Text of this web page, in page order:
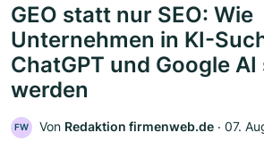
GEO statt nur SEO: Wie
Unternehmen in KI-
ChatGPT und Google
werden
FW Von Redaktion firmenweb.de ‧ 07.